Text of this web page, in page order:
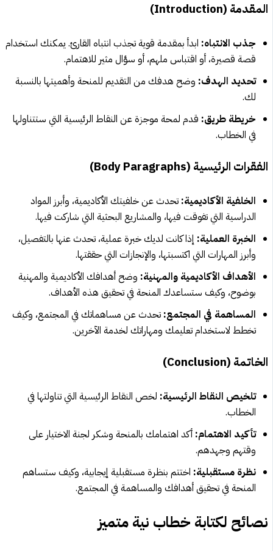
المقدمة (Introduction)
جذب الانتباه: ابدأ بمقدمة قوية تجذب انتباه القارئ. يمكنك استخدام
قصة قصيرة، أو اقتباس ملهم، أو سؤال مثير للاهتمام.
تحديد الهدف: وضح هدفك من التقديم للمنحة وأهميتها بالنسبة
لك.
خريطة طريق: قدم لمحة موجزة عن النقاط الرئيسية التي ستتناولها
في الخطاب.
الفقرات الرئيسية (Body Paragraphs)
الخلفية الأكاديمية: تحدث عن خلفيتك الأكاديمية، وأبرز المواد
الدراسية التي تفوقت فيها، والمشاريع البحثية التي شاركت فيها.
الخبرة العملية: إذا كانت لديك خبرة عملية، تحدث عنها بالتفصيل،
وأبرز المهارات التي اكتسبتها، والإنجازات التي حققتها.
الأهداف الأكاديمية والمهنية: وضح أهدافك الأكاديمية والمهنية
بوضوح، وكيف ستساعدك المنحة في تحقيق هذه الأهداف.
المساهمة في المجتمع: تحدث عن مساهماتك في المجتمع، وكيف
تخطط لاستخدام تعليمك ومهاراتك لخدمة الآخرين.
الخاتمة (Conclusion)
تلخيص النقاط الرئيسية: لخص النقاط الرئيسية التي تناولتها في
الخطاب.
تأكيد الاهتمام: أكد اهتمامك بالمنحة وشكر لجنة الاختيار على
وقتهم وجهدهم.
نظرة مستقبلية: اختتم بنظرة مستقبلية إيجابية، وكيف ستساهم
المنحة في تحقيق أهدافك والمساهمة في المجتمع.
نصائح لكتابة خطاب نية متميز